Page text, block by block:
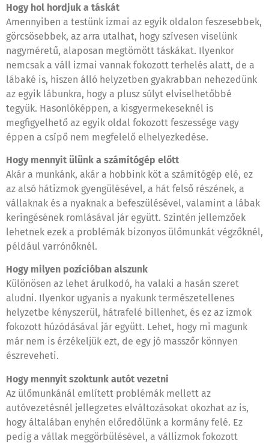
Hogy hol hordjuk a táskát
Amennyiben a testünk izmai az egyik oldalon feszesebbek,
görcsösebbek, az arra utalhat, hogy szívesen viselünk
nagyméretű, alaposan megtömött táskákat. Ilyenkor
nemcsak a váll izmai vannak fokozott terhelés alatt, de a
lábaké is, hiszen álló helyzetben gyakrabban nehezedünk
az egyik lábunkra, hogy a plusz súlyt elviselhetőbbé
tegyük. Hasonlóképpen, a kisgyermekeseknél is
megfigyelhető az egyik oldal fokozott feszessége vagy
éppen a csípő nem megfelelő elhelyezkedése.
Hogy mennyit ülünk a számítógép előtt
Akár a munkánk, akár a hobbink köt a számítógép elé, ez
az alsó hátizmok gyengülésével, a hát felső részének, a
vállaknak és a nyaknak a befeszülésével, valamint a lábak
keringésének romlásával jár együtt. Szintén jellemzőek
lehetnek ezek a problémák bizonyos ülőmunkát végzőknél,
például varrónőknél.
Hogy milyen pozícióban alszunk
Különösen az lehet árulkodó, ha valaki a hasán szeret
aludni. Ilyenkor ugyanis a nyakunk természetellenes
helyzetbe kényszerül, hátrafelé billenhet, és ez az izmok
fokozott húzódásával jár együtt. Lehet, hogy mi magunk
már nem is érzékeljük ezt, de egy jó masszőr könnyen
észreveheti.
Hogy mennyit szoktunk autót vezetni
Az ülőmunkánál említett problémák mellett az
autóvezetésnél jellegzetes elváltozásokat okozhat az is,
hogy általában enyhén előredőlünk a kormány felé. Ez
pedig a vállak meggörbülésével, a vállizmok fokozott